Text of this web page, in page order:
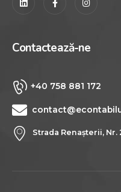
Contactează-ne
+40 758 881 172
Strada Renașterii, Nr.